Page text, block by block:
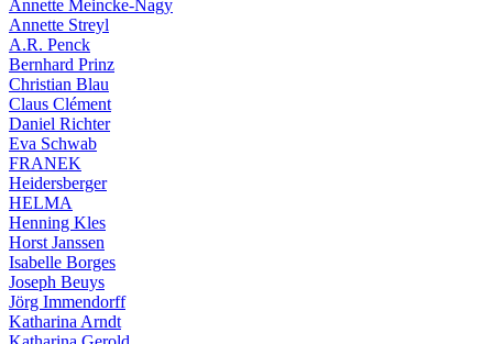
Annette Meincke-Nagy
Annette Streyl
A.R. Penck
Bernhard Prinz
Christian Blau
Claus Clément
Daniel Richter
Eva Schwab
FRANEK
Heidersberger
HELMA
Henning Kles
Horst Janssen
Isabelle Borges
Joseph Beuys
Jörg Immendorff
Katharina Arndt